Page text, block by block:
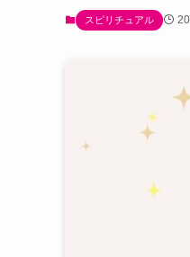
スピリチュアル